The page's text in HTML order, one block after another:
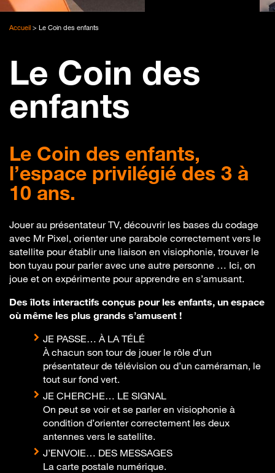
Accueil > Le Coin des enfants
Le Coin des
enfants
Le Coin des enfants,
l’espace privilégié des 3 à
10 ans.
Jouer au présentateur TV, découvrir les bases du codage
avec Mr Pixel, orienter une parabole correctement vers le
satellite pour établir une liaison en visiophonie, trouver le
bon tuyau pour parler avec une autre personne … Ici, on
joue et on expérimente pour apprendre en s’amusant.
Des îlots interactifs conçus pour les enfants, un espace
où même les plus grands s’amusent !
JE PASSE… À LA TÉLÉ
À chacun son tour de jouer le rôle d’un
présentateur de télévision ou d’un caméraman, le
tout sur fond vert.
JE CHERCHE… LE SIGNAL
On peut se voir et se parler en visiophonie à
condition d’orienter correctement les deux
antennes vers le satellite.
J’ENVOIE… DES MESSAGES
La carte postale numérique.